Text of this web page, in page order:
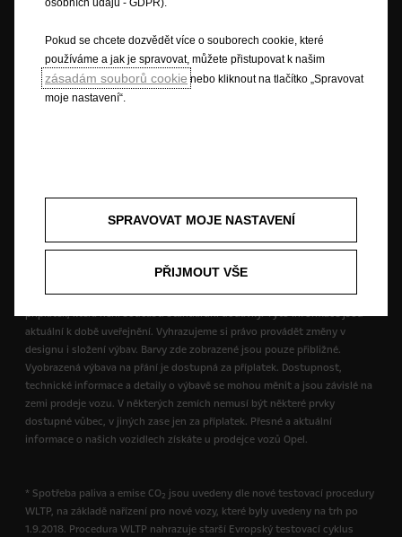
Nastavení cookies
Informace k EU Data Act
Opel vynaloží patřičné úsilí na zajištění toho, aby obsah této stránky byl
správný a aktuální, ale nepřijímá žádnou odpovědnost za jakékoliv nároky
výrobků platných ve Vaší zemi se obraťte na svého prodejce Opel.
Ilustrace a popisy mohou odkazovat nebo zobrazovat výbavu za
příplatek, která není součástí standardní dodávky. Tyto informace jsou
aktuální k době uveřejnění. Vyhrazujeme si právo provádět změny v
designu i složení výbav. Barvy zde zobrazené jsou pouze přibližné.
Vyobrazená výbava na přání je dostupná za příplatek. Dostupnost,
technické informace a detaily o výbavě se mohou měnit a jsou závislé na
zemi prodeje vozu. V některých zemích nemusí být některé prvky
dostupné vůbec, v jiných zase jen za příplatek. Přesné a aktuální
informace o našich vozidlech získáte u prodejce vozů Opel.
* Spotřeba paliva a emise CO2 jsou uvedeny dle nové testovací procedury
WLTP, na základě nařízení pro nové vozy, které byly uvedeny na trh po
1.9.2018. Procedura WLTP nahrazuje starší Evropský testovací cyklus
osobních údajů - GDPR).
Pokud se chcete dozvědět více o souborech cookie, které
používáme a jak je spravovat, můžete přistupovat k našim
zásadám souborů cookie nebo kliknout na tlačítko „Spravovat
moje nastavení“.
SPRAVOVAT MOJE NASTAVENÍ
PŘIJMOUT VŠE